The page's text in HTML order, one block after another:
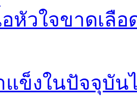
หัวใจขาดเลื
ข็งในปัจจุบัน